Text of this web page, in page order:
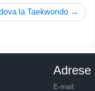
la Taekwondo
Adrese
E-mail: